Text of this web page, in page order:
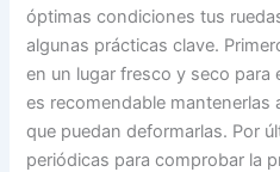
óptimas condiciones tus
algunas prácticas clave.
en un lugar fresco y seco para
es recomendable mantenerlas
que puedan deformarlas. Por
periódicas para comprobar la